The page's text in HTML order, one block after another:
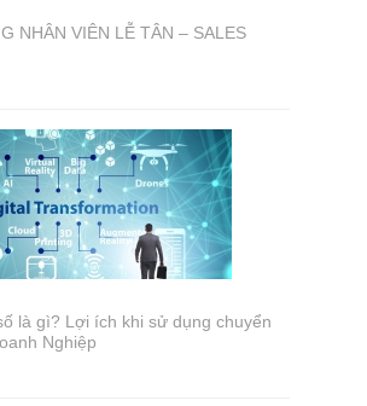
NHÂN VIÊN LỄ TÂN – SALES
là gì? Lợi ích khi sử dụng chuyển
Nghiệp